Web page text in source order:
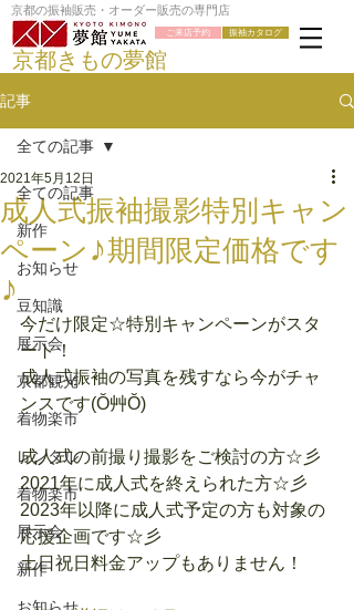
ご来店予約
京都の振袖販売・オーダー販売の専門店
京都きもの夢館
振袖カタログ
記事
全ての記事
新作
お知らせ
豆知識
展示会
京都観光
着物楽市
レンタル
着物楽市
展示会
新作
全ての記事
成人式振袖撮影特別キャン
ペーン♪期間限定価格です
♪
2021年5月12日
今だけ限定☆特別キャンペーンがスタ
ート！
成人式振袖の写真を残すなら今がチャ
ンスです(Ŏ艸Ŏ)
成人式の前撮り撮影をご検討の方☆彡
2021年に成人式を終えられた方☆彡
2023年以降に成人式予定の方も対象の
応援企画です☆彡
土日祝日料金アップもありません！